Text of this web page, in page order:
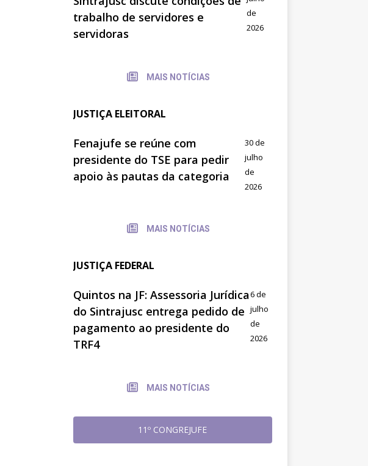
trabalho de servidores e
servidoras
de
2026
MAIS NOTÍCIAS
JUSTIÇA ELEITORAL
Fenajufe se reúne com
presidente do TSE para pedir
apoio às pautas da categoria
30 de
julho
de
2026
MAIS NOTÍCIAS
JUSTIÇA FEDERAL
Quintos na JF: Assessoria Jurídica
do Sintrajusc entrega pedido de
pagamento ao presidente do
TRF4
6 de
julho
de
2026
MAIS NOTÍCIAS
11º CONGREJUFE